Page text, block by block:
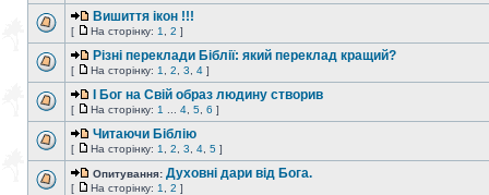
Вишиття ікон !!!
[ На сторінку: 1 2 ]
Різні переклади Біблії: який переклад кращий?
[ На сторінку: 1 2 3 4 ]
І Бог на Свій образ людину створив
[ На сторінку: 1 4 5 6 ]
Читаючи Біблію
[ На сторінку: 1 2 3 4 5 ]
Опитування: Духовні дари від Бога.
[ На сторінку: 1 2 ]